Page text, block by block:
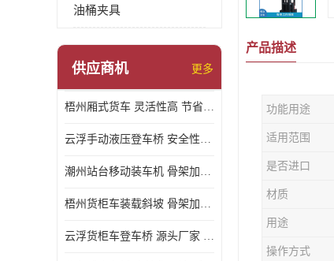
油桶夹具
供应商机 更多
梧州厢式货车 灵活性高 节省空间
云浮手动液压登车桥 安全性较高 节省空间
潮州站台移动装车机 骨架加密 承载更强 皇加力机械设备厂
梧州货柜车装载斜坡 骨架加密 承载更强 皇加力机械设备厂
云浮货柜车登车桥 源头厂家 提高装卸作业效率
产品描述
功能用途
适用范围
是否进口
材质
用途
操作方式